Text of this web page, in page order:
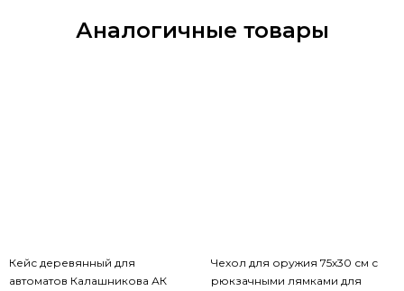
Аналогичные товары
Кейс деревянный для
автоматов Калашникова АК
Чехол для оружия 75х30 см с
рюкзачными лямками для